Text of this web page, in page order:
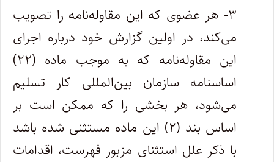
۳- هر عضوی که این مقاوله‌نامه را تصویب
می‌کند، در اولین گزارش خود درباره اجرای
این مقاوله‌نامه که به موجب ماده (۲۲)
اساسنامه سازمان بین‌المللی کار تسلیم
می‌شود، هر بخشی را که ممکن است بر
اساس بند (۲) این ماده مستثنی شده باشد
با ذکر علل استثنای مزبور فهرست، اقدامات